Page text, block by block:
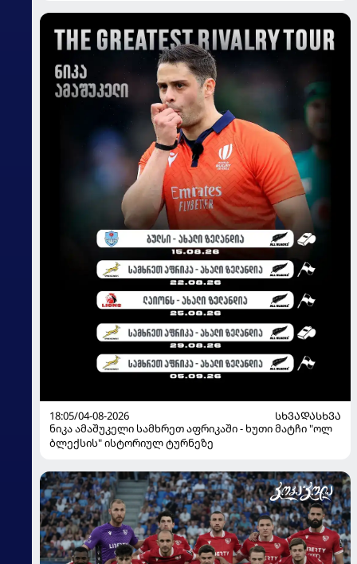
18:05/04-08-2026
ᲡᲮᲕᲐᲓᲐᲡᲮᲕᲐ
ნიკა ამაშუკელი სამხრეთ აფრიკაში - ხუთი მატჩი "ოლ
ბლექსის" ისტორიულ ტურნეზე